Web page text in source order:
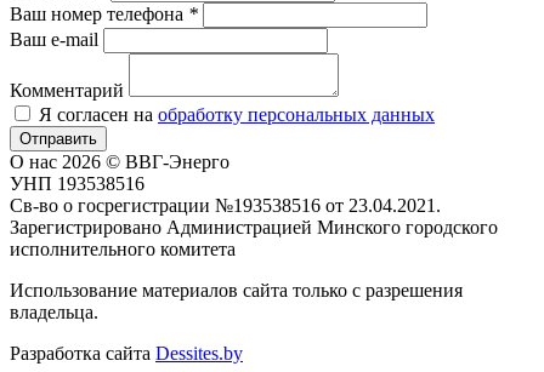
Ваш номер телефона *
Ваш e-mail
Комментарий
Я согласен на обработку персональных данных
Отправить
О нас 2026 © ВВГ-Энерго
УНП 193538516
Св-во о госрегистрации №193538516 от 23.04.2021.
Зарегистрировано Администрацией Минского городского
исполнительного комитета
Использование материалов сайта только с разрешения
владельца.
Разработка сайта Dessites.by